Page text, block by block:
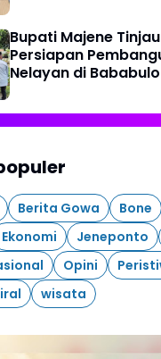
Bupati Majene
Persiapan
Nelayan di Bababulo
Berita Gowa Bone
Ekonomi Jeneponto
Opini
wisata